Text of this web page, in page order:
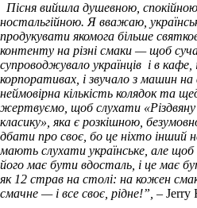
Пісня вийшла душевною,
ностальгійною. Я вважаю,
продукувати якомога більше
контенту на різні смаки — щоб
супроводжувало українців і в кафе,
корпоративах, і звучало з машин
неймовірна кількість колядок та
жертвуємо, щоб слухати «Різдвяну
класику», яка є розкішною,
дбати про своє, бо це ніхто інший
мають слухати українське, але щоб
його має бути вдосталь, і це має
як 12 страв на столі: на кожен
смачне — і все своє, рідне!”, – Jerry